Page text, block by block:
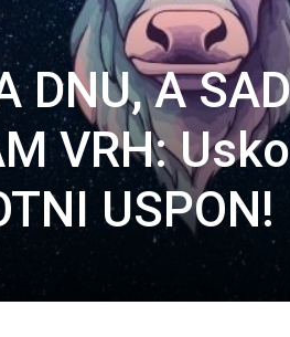
DNU, A
VRH:
USPON!